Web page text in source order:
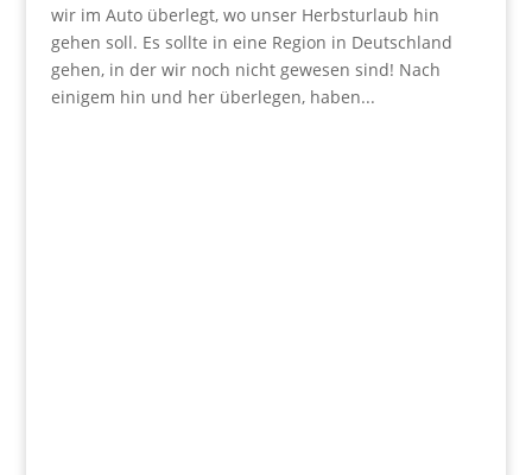
wir im Auto überlegt, wo unser Herbsturlaub hin
gehen soll. Es sollte in eine Region in Deutschland
gehen, in der wir noch nicht gewesen sind! Nach
einigem hin und her überlegen, haben...